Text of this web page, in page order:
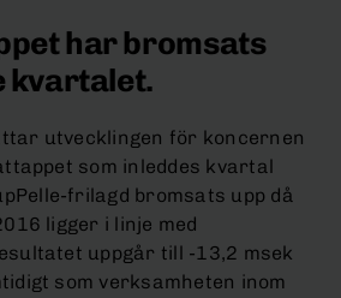
har bromsats
kvartalet.
utvecklingen för koncernen
som inleddes kvartal
frilagd bromsats upp då
ligger i linje med
uppgår till -13,2 msek
som verksamheten inom